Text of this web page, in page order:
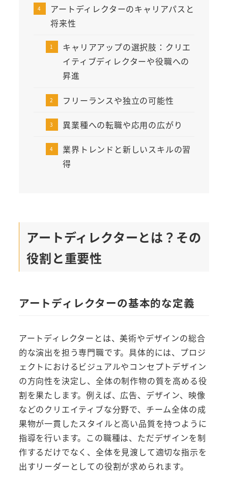
アートディレクターのキャリアパスと
将来性
キャリアアップの選択肢：クリエ
イティブディレクターや役職への
昇進
フリーランスや独立の可能性
異業種への転職や応用の広がり
業界トレンドと新しいスキルの習
得
アートディレクターとは？その
役割と重要性
アートディレクターの基本的な定義
アートディレクターとは、美術やデザインの総合
的な演出を担う専門職です。具体的には、プロジ
ェクトにおけるビジュアルやコンセプトデザイン
の方向性を決定し、全体の制作物の質を高める役
割を果たします。例えば、広告、デザイン、映像
などのクリエイティブな分野で、チーム全体の成
果物が一貫したスタイルと高い品質を持つように
指導を行います。この職種は、ただデザインを制
作するだけでなく、全体を見渡して適切な指示を
出すリーダーとしての役割が求められます。